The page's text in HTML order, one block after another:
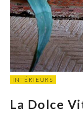
INTÉRIEURS
La Dolce